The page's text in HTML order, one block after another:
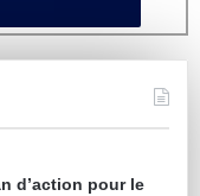
d’action pour le